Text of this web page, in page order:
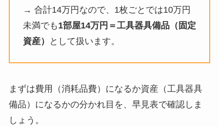
→ 合計14万円なので、1枚ごとでは10万円
未満でも 1部屋14万円＝工具器具備品（固定
資産）
として扱います。
まずは費用（消耗品費）になるか資産（工具器具
備品）になるかの分かれ目を、早見表で確認しま
しょう。